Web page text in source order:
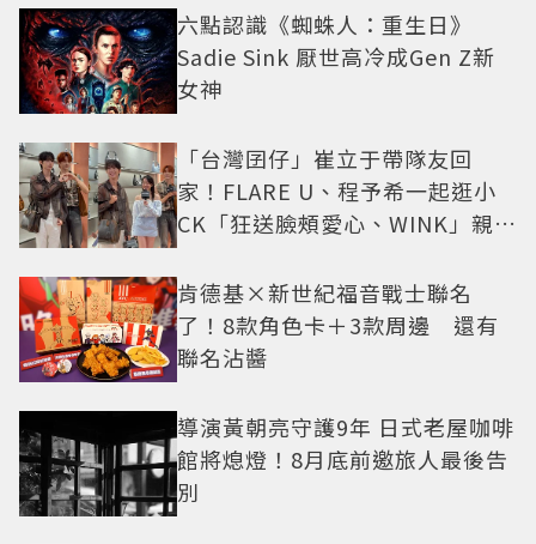
六點認識《蜘蛛人：重生日》
Sadie Sink 厭世高冷成Gen Z新
女神
「台灣囝仔」崔立于帶隊友回
家！FLARE U、程予希一起逛小
CK「狂送臉頰愛心、WINK」親曝
肯德基×新世紀福音戰士聯名
了！8款角色卡＋3款周邊 還有
聯名沾醬
導演黃朝亮守護9年 日式老屋咖啡
館將熄燈！8月底前邀旅人最後告
別